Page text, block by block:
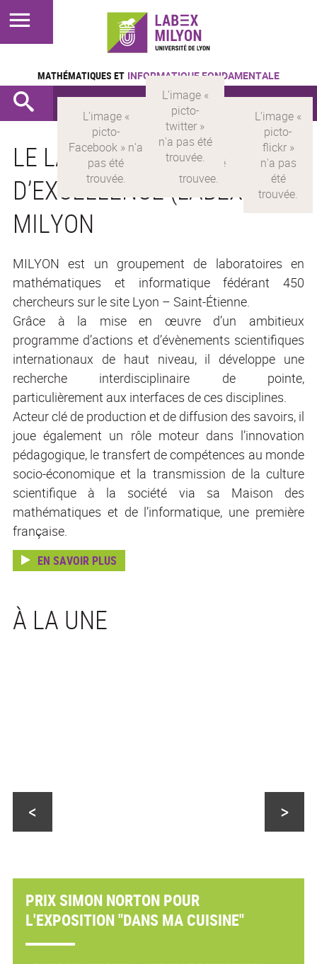
MATHÉMATIQUES ET INFORMATIQUE FONDAMENTALE
LE LABORATOIRE
D’EXCELLENCE (LABEX)
MILYON
MILYON est un groupement de laboratoires en
mathématiques et informatique fédérant 450
chercheurs sur le site Lyon – Saint-Étienne.
Grâce à la mise en œuvre d’un ambitieux
programme d’actions et d’évènements scientifiques
internationaux de haut niveau, il développe une
recherche interdisciplinaire de pointe,
particulièrement aux interfaces de ces disciplines.
Acteur clé de production et de diffusion des savoirs, il
joue également un rôle moteur dans l’innovation
pédagogique, le transfert de compétences au monde
socio-économique et la transmission de la culture
scientifique à la société via sa Maison des
mathématiques et de l’informatique, une première
française.
EN SAVOIR PLUS
PRIX SIMON NORTON POUR
L'EXPOSITION "DANS MA CUISINE"
< >